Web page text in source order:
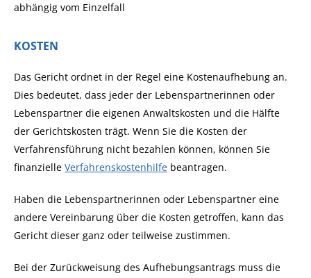
abhängig vom Einzelfall
KOSTEN
Das Gericht ordnet in der Regel eine Kostenaufhebung an.
Dies bedeutet, dass jeder der Lebenspartnerinnen oder
Lebenspartner die eigenen Anwaltskosten und die Hälfte
der Gerichtskosten trägt. Wenn Sie die Kosten der
Verfahrensführung nicht bezahlen können, können Sie
finanzielle Verfahrenskostenhilfe beantragen.
Haben die Lebenspartnerinnen oder Lebenspartner eine
andere Vereinbarung über die Kosten getroffen, kann das
Gericht dieser ganz oder teilweise zustimmen.
Bei der Zurückweisung des Aufhebungsantrags muss die